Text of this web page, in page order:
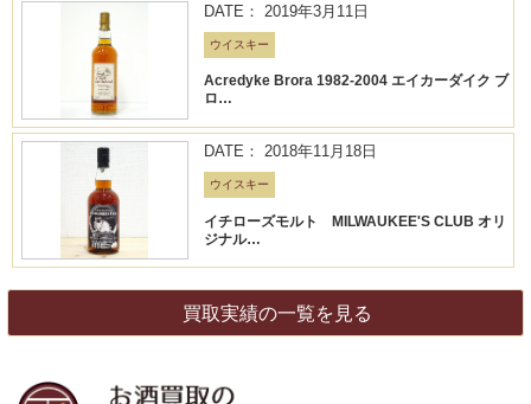
DATE： 2019年3月11日
ウイスキー
Acredyke Brora 1982-2004 エイカーダイク ブ
ロ…
DATE： 2018年11月18日
ウイスキー
イチローズモルト MILWAUKEE'S CLUB オリ
ジナル…
買取実績の一覧を見る